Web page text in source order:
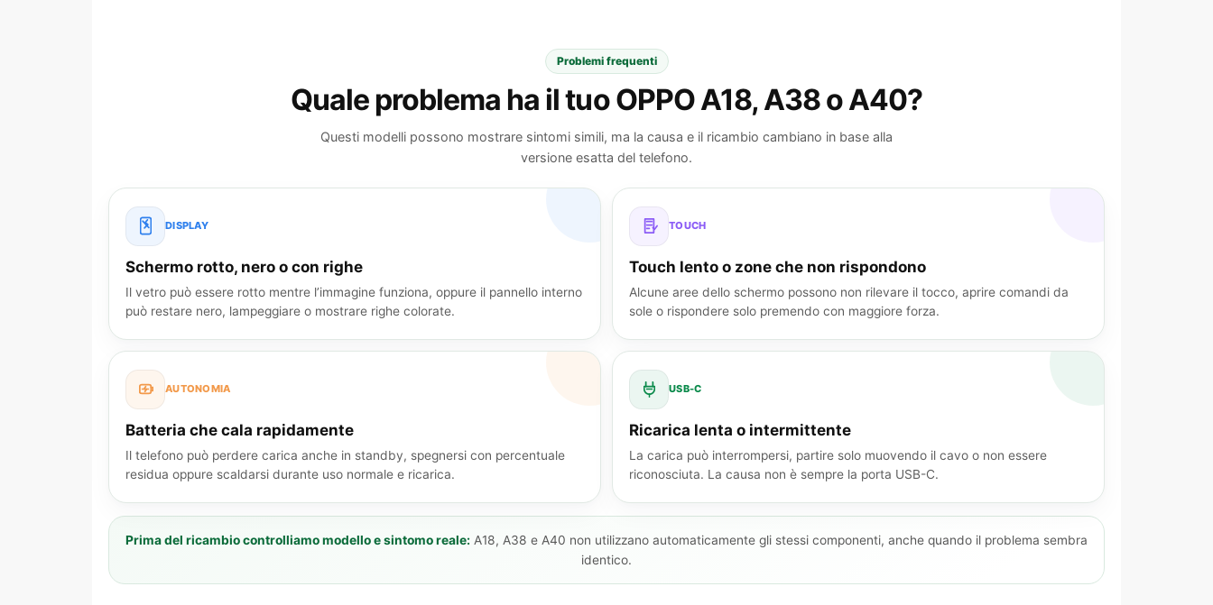
Problemi frequenti
Quale problema ha il tuo OPPO A18, A38 o A40?
Questi modelli possono mostrare sintomi simili, ma la causa e il ricambio cambiano in base alla
versione esatta del telefono.
DISPLAY
Schermo rotto, nero o con righe
Il vetro può essere rotto mentre l’immagine funziona, oppure il pannello interno
può restare nero, lampeggiare o mostrare righe colorate.
TOUCH
Touch lento o zone che non rispondono
Alcune aree dello schermo possono non rilevare il tocco, aprire comandi da
sole o rispondere solo premendo con maggiore forza.
AUTONOMIA
Batteria che cala rapidamente
Il telefono può perdere carica anche in standby, spegnersi con percentuale
residua oppure scaldarsi durante uso normale e ricarica.
USB-C
Ricarica lenta o intermittente
La carica può interrompersi, partire solo muovendo il cavo o non essere
riconosciuta. La causa non è sempre la porta USB-C.
Prima del ricambio controlliamo modello e sintomo reale: A18, A38 e A40 non utilizzano automaticamente gli stessi componenti, anche quando il problema sembra
identico.